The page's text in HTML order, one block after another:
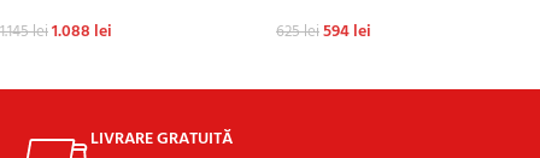
1.145lei1.088 lei 625lei594lei
LIVRARE GRATUITĂ